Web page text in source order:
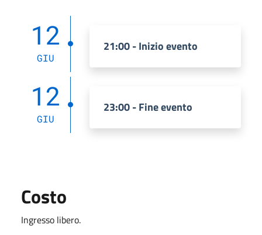
12
GIU
21:00 - Inizio evento
12
GIU
23:00 - Fine evento
Costo
Ingresso libero.